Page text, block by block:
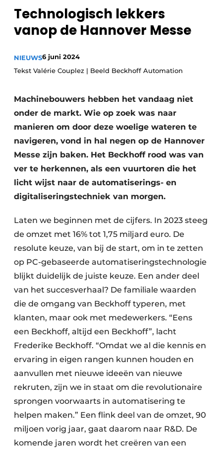
Privacy / Cookie statement
Vacature aanmelden
Video’s
Technologisch lekkers
vanop de Hannover Messe
NIEUWS6 juni 2024
Tekst Valérie Couplez | Beeld Beckhoff Automation
Machinebouwers hebben het vandaag niet
onder de markt. Wie op zoek was naar
manieren om door deze woelige wateren te
navigeren, vond in hal negen op de Hannover
Messe zijn baken. Het Beckhoff rood was van
ver te herkennen, als een vuurtoren die het
licht wijst naar de automatiserings- en
digitaliseringstechniek van morgen.
Laten we beginnen met de cijfers. In 2023 steeg
de omzet met 16% tot 1,75 miljard euro. De
resolute keuze, van bij de start, om in te zetten
op PC-gebaseerde automatiseringstechnologie
blijkt duidelijk de juiste keuze. Een ander deel
van het succesverhaal? De familiale waarden
die de omgang van Beckhoff typeren, met
klanten, maar ook met medewerkers. “Eens
een Beckhoff, altijd een Beckhoff”, lacht
Frederike Beckhoff. “Omdat we al die kennis en
ervaring in eigen rangen kunnen houden en
aanvullen met nieuwe ideeën van nieuwe
rekruten, zijn we in staat om die revolutionaire
sprongen voorwaarts in automatisering te
helpen maken.” Een flink deel van de omzet, 90
miljoen vorig jaar, gaat daarom naar R&D. De
komende jaren wordt het creëren van een